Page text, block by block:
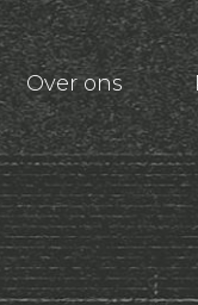
Over ons